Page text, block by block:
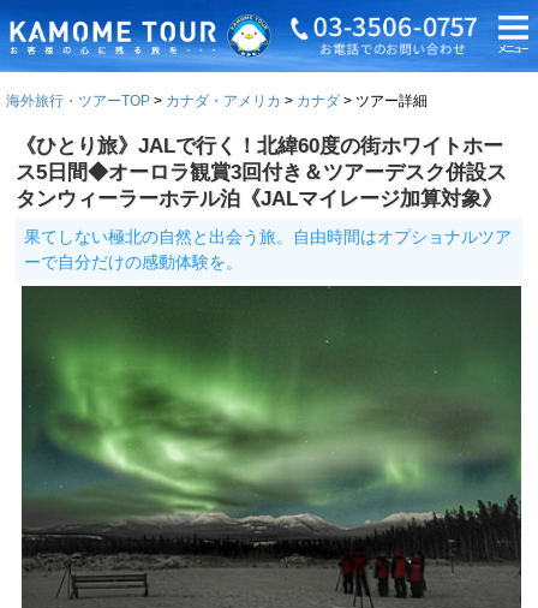
海外旅行・ツアーTOP カナダ・アメリカ カナダ ツアー詳細
《ひとり旅》JALで行く！北緯60度の街ホワイトホー
ス5日間◆オーロラ観賞3回付き＆ツアーデスク併設ス
タンウィーラーホテル泊《JALマイレージ加算対象》
果てしない極北の自然と出会う旅。自由時間はオプショナルツア
ーで自分だけの感動体験を。